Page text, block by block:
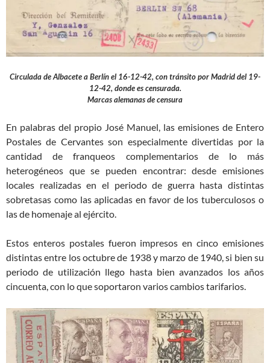
Circulada de Albacete a Berlín el 16-12-42, con tránsito por Madrid del 19-
12-42, donde es censurada.
Marcas alemanas de censura
En palabras del propio José Manuel, las emisiones de Entero
Postales de Cervantes son especialmente divertidas por la
cantidad de franqueos complementarios de lo más
heterogéneos que se pueden encontrar: desde emisiones
locales realizadas en el periodo de guerra hasta distintas
sobretasas como las aplicadas en favor de los tuberculosos o
las de homenaje al ejército.
Estos enteros postales fueron impresos en cinco emisiones
distintas entre los octubre de 1938 y marzo de 1940, si bien su
periodo de utilización llego hasta bien avanzados los años
cincuenta, con lo que soportaron varios cambios tarifarios.